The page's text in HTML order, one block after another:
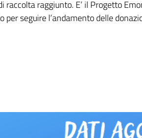
raccolta raggiunto. E’ il Progetto
per seguire l’andamento delle